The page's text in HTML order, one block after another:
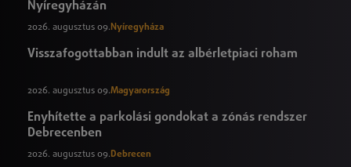
Nyíregyházán
2026. augusztus 09. Nyíregyháza
Visszafogottabban indult az albérletpiaci roham
2026. augusztus 09.Magyarország
Enyhítette a parkolási gondokat a zónás rendszer
Debrecenben
2026. augusztus 09.Debrecen